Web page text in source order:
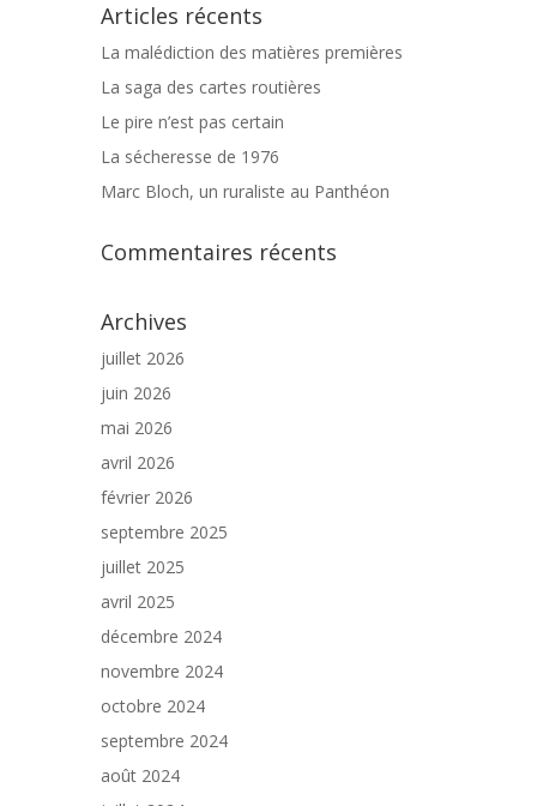
Articles récents
La malédiction des matières premières
La saga des cartes routières
Le pire n’est pas certain
La sécheresse de 1976
Marc Bloch, un ruraliste au Panthéon
Commentaires récents
Archives
juillet 2026
juin 2026
mai 2026
avril 2026
février 2026
septembre 2025
juillet 2025
avril 2025
décembre 2024
novembre 2024
octobre 2024
septembre 2024
août 2024